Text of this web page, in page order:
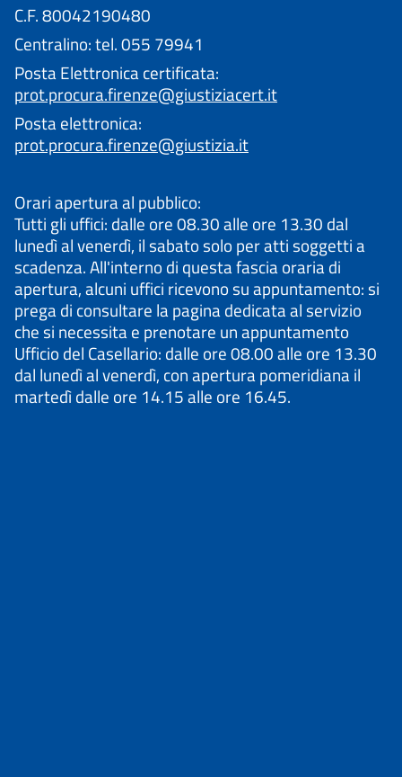
C.F. 80042190480
Centralino: tel. 055 79941
Posta Elettronica certificata:
prot.procura.firenze@giustiziacert.it
Posta elettronica:
prot.procura.firenze@giustizia.it
Orari apertura al pubblico:
Tutti gli uffici: dalle ore 08.30 alle ore 13.30 dal
lunedì al venerdì, il sabato solo per atti soggetti a
scadenza. All'interno di questa fascia oraria di
apertura, alcuni uffici ricevono su appuntamento: si
prega di consultare la pagina dedicata al servizio
che si necessita e prenotare un appuntamento
Ufficio del Casellario: dalle ore 08.00 alle ore 13.30
dal lunedì al venerdì, con apertura pomeridiana il
martedì dalle ore 14.15 alle ore 16.45.